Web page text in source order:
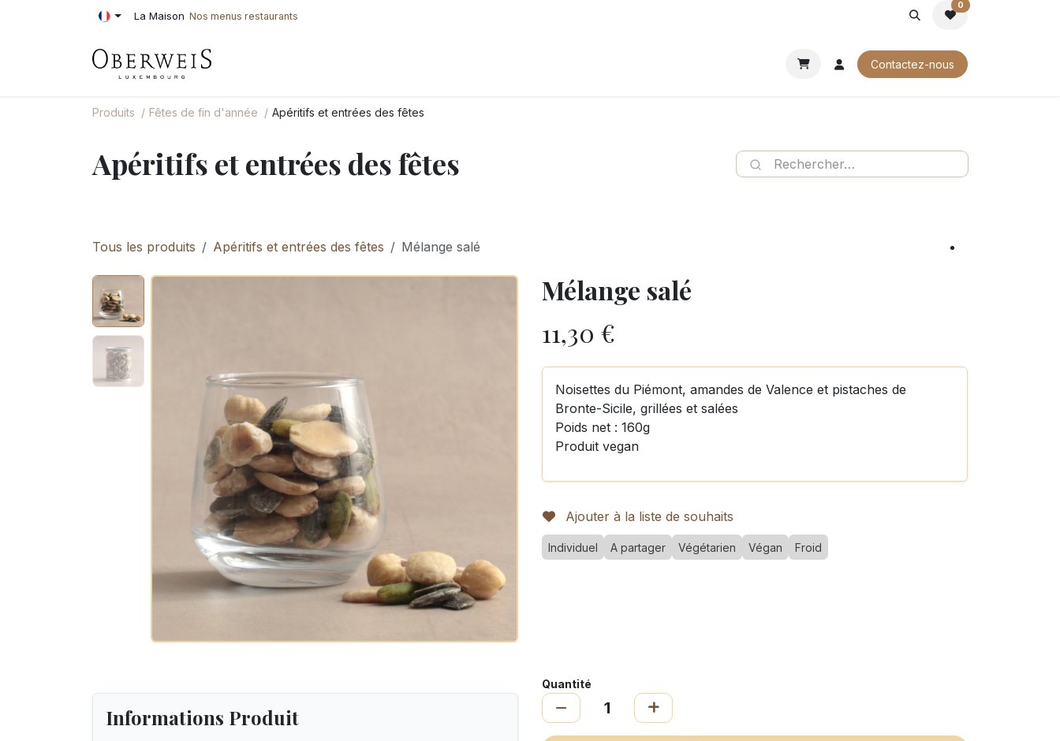
Se rendre au contenu La Maison Nos menus restaurants
0
Contactez-nous
Produits Fêtes de fin d'année Apéritifs et entrées des fêtes
Apéritifs et entrées des fêtes
Tous les produits Apéritifs et entrées des fêtes Mélange salé
Mélange salé
11,30 €
Noisettes du Piémont, amandes de Valence et pistaches de
Bronte-Sicile, grillées et salées
Poids net : 160g
Produit vegan
Ajouter à la liste de souhaits
Individuel A partager Végétarien Végan Froid
Informations Produit
Quantité